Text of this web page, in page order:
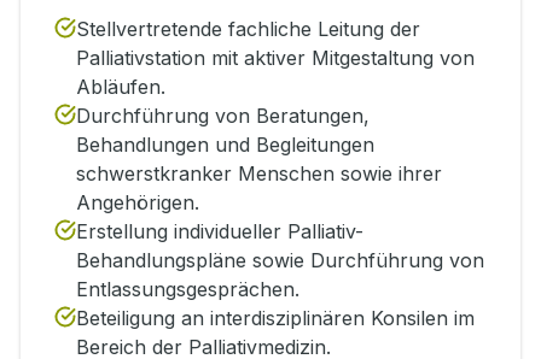
Stellvertretende fachliche Leitung der
Palliativstation mit aktiver Mitgestaltung von
Abläufen.
Durchführung von Beratungen,
Behandlungen und Begleitungen
schwerstkranker Menschen sowie ihrer
Angehörigen.
Erstellung individueller Palliativ-
Behandlungspläne sowie Durchführung von
Entlassungsgesprächen.
Beteiligung an interdisziplinären Konsilen im
Bereich der Palliativmedizin.